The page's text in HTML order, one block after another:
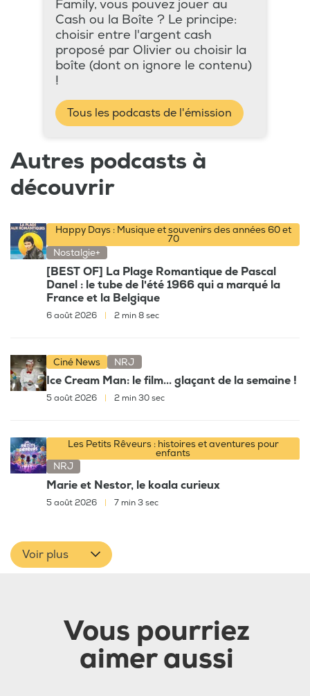
Family, vous pouvez jouer au
Cash ou la Boîte ? Le principe:
choisir entre l'argent cash
proposé par Olivier ou choisir la
boîte (dont on ignore le contenu)
!
Tous les podcasts de l'émission
Autres podcasts à
découvrir
Happy Days : Musique et souvenirs des années 60 et
70
Nostalgie+
[BEST OF] La Plage Romantique de Pascal
Danel : le tube de l'été 1966 qui a marqué la
France et la Belgique
6 août 2026 2 min 8 sec
Ciné News NRJ
Ice Cream Man: le film... glaçant de la semaine !
5 août 2026 | 2 min 30 sec
Les Petits Rêveurs : histoires et aventures pour
enfants
NRJ
Marie et Nestor, le koala curieux
5 août 2026 7 min 3 sec
Voir plus
Vous pourriez
aimer aussi